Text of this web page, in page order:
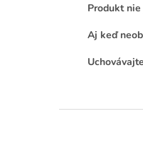
Produkt
Aj keď